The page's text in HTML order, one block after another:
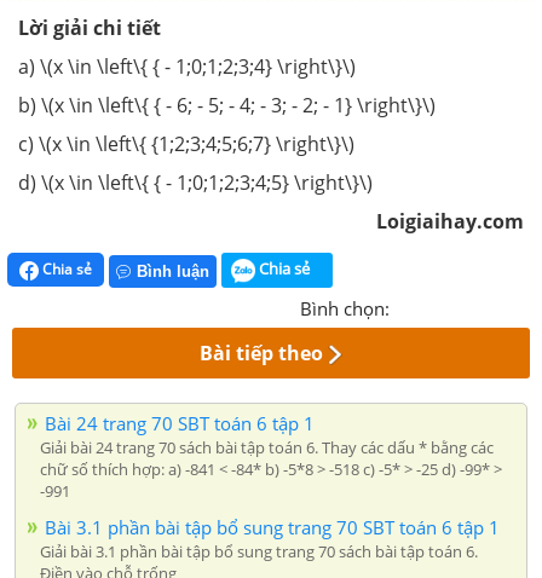
Lời giải chi tiết
a) \(x \in \left\{ { - 1;0;1;2;3;4} \right\}\)
b) \(x \in \left\{ { - 6; - 5; - 4; - 3; - 2; - 1} \right\}\)
c) \(x \in \left\{ {1;2;3;4;5;6;7} \right\}\)
d) \(x \in \left\{ { - 1;0;1;2;3;4;5} \right\}\)
Loigiaihay.com
Chia sẻ Bình luận Chia sẻ
Bình chọn:
Bài tiếp theo
Bài 24 trang 70 SBT toán 6 tập 1
Giải bài 24 trang 70 sách bài tập toán 6. Thay các dấu * bằng các
chữ số thích hợp: a) -841 < -84* b) -5*8 > -518 c) -5* > -25 d) -99* >
-991
Bài 3.1 phần bài tập bổ sung trang 70 SBT toán 6 tập 1
Giải bài 3.1 phần bài tập bổ sung trang 70 sách bài tập toán 6.
Điền vào chỗ trống